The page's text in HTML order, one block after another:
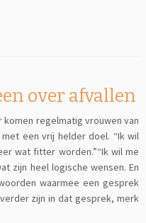
over afvallen
komen regelmatig vrouwen van
een vrij helder doel. “Ik wil
wat fitter worden.”“Ik wil me
zijn heel logische wensen. En
waarmee een gesprek
zijn in dat gesprek, merk